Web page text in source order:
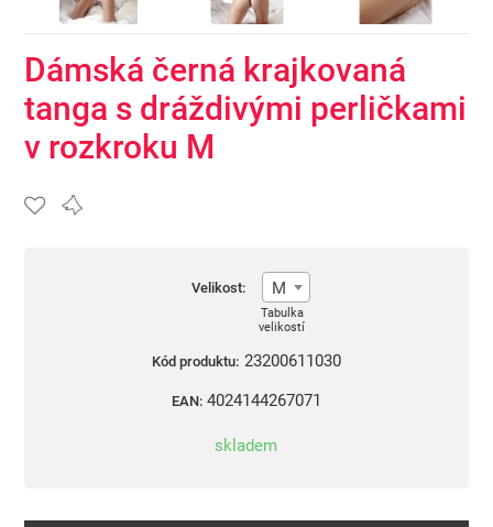
Dámská černá krajkovaná
tanga s dráždivými perličkami
v rozkroku M
Velikost: M
Tabulka
velikostí
Kód produktu: 23200611030
EAN: 4024144267071
skladem